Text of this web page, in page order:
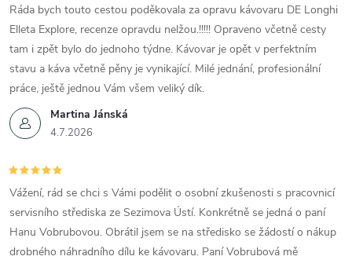
Martina Jánská
4.7.2026
Ráda bych touto cestou poděkovala za opravu kávovaru DE Longhi
Elleta Explore, recenze opravdu nelžou.!!!!! Opraveno včetně cesty
tam i zpět bylo do jednoho týdne. Kávovar je opět v perfektním
stavu a káva včetně pěny je vynikající. Milé jednání, profesionální
práce, ještě jednou Vám všem veliký dík.
Vážení, rád se chci s Vámi podělit o osobní zkušenosti s pracovnicí
servisního střediska ze Sezimova Ústí. Konkrétně se jedná o paní
Hanu Vobrubovou. Obrátil jsem se na středisko se žádostí o nákup
drobného náhradního dílu ke kávovaru. Paní Vobrubová mě